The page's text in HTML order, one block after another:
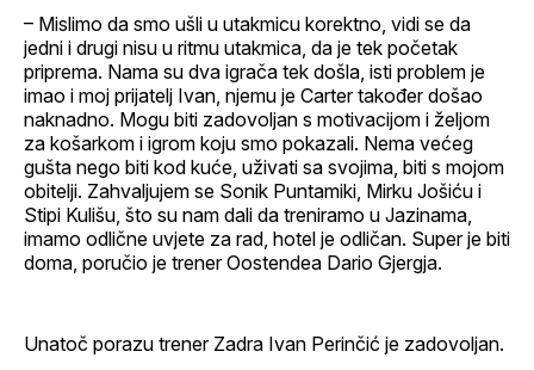
– Mislimo da smo ušli u utakmicu korektno, vidi se da
jedni i drugi nisu u ritmu utakmica, da je tek početak
priprema. Nama su dva igrača tek došla, isti problem je
imao i moj prijatelj Ivan, njemu je Carter također došao
naknadno. Mogu biti zadovoljan s motivacijom i željom
za košarkom i igrom koju smo pokazali. Nema većeg
gušta nego biti kod kuće, uživati sa svojima, biti s mojom
obitelji. Zahvaljujem se Sonik Puntamiki, Mirku Jošiću i
Stipi Kulišu, što su nam dali da treniramo u Jazinama,
imamo odlične uvjete za rad, hotel je odličan. Super je biti
doma, poručio je trener Oostendea Dario Gjergja.
Unatoč porazu trener Zadra Ivan Perinčić je zadovoljan.